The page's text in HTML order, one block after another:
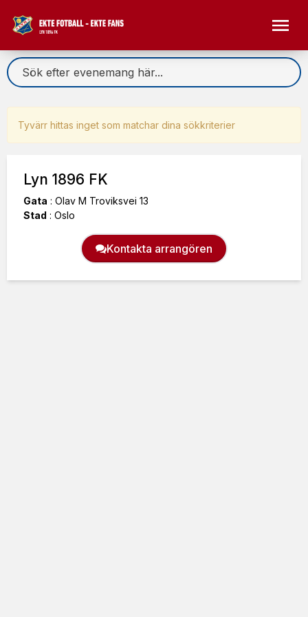
Tyvärr hittas inget som matchar dina sökkriterier
Lyn 1896 FK
Gata : Olav M Troviksvei 13
Stad : Oslo
Kontakta arrangören